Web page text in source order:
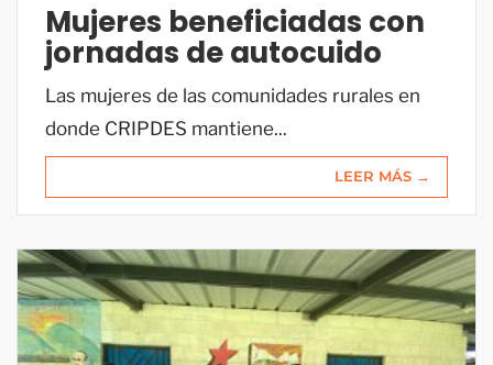
Mujeres beneficiadas con
jornadas de autocuido
Las mujeres de las comunidades rurales en
donde CRIPDES mantiene...
LEER MÁS →